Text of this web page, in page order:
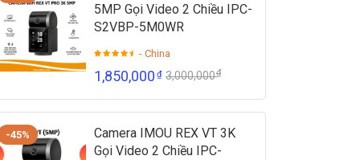
5MP Gọi Video 2 Chiều IPC-
S2VBP-5M0WR
- China
1,850,000₫ 3,000,000₫
-45%
Camera IMOU REX VT 3K
Gọi Video 2 Chiều IPC-